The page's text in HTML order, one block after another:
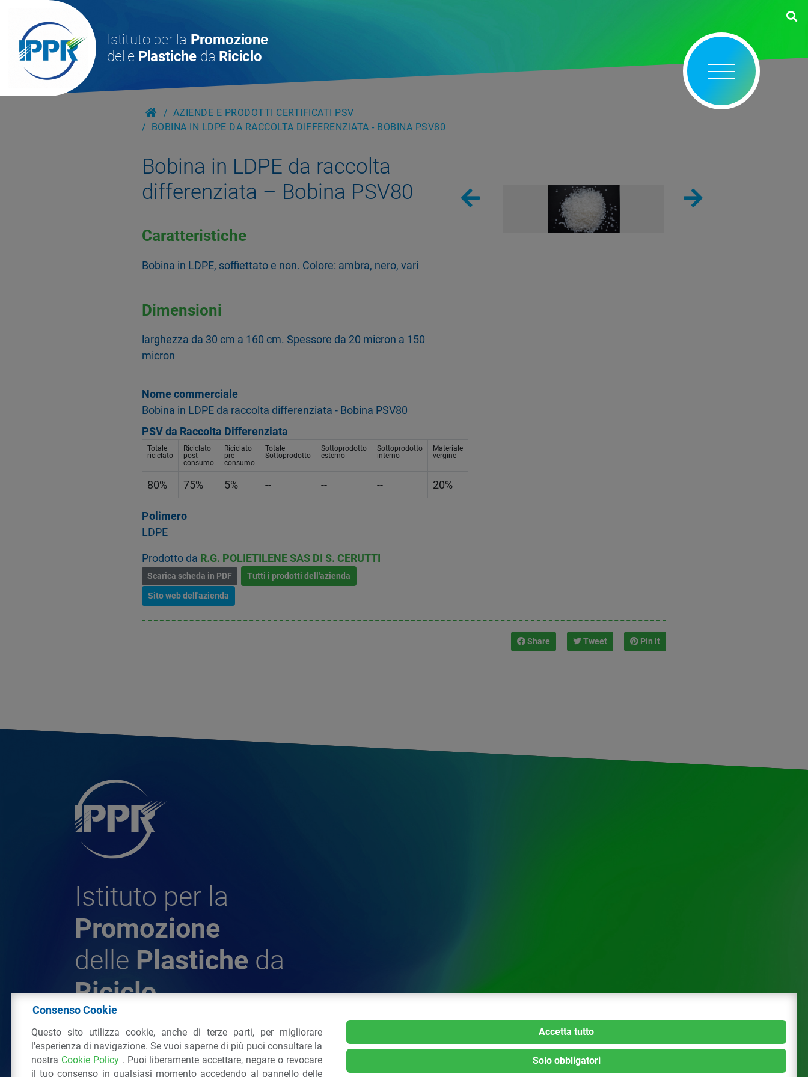
Istituto per la Promozione
delle Plastiche da Riciclo
AZIENDE E PRODOTTI CERTIFICATI PSV
BOBINA IN LDPE DA RACCOLTA DIFFERENZIATA - BOBINA PSV80
Bobina in LDPE da raccolta
differenziata – Bobina PSV80
Caratteristiche
Bobina in LDPE, soffiettato e non. Colore: ambra, nero, vari
Dimensioni
larghezza da 30 cm a 160 cm. Spessore da 20 micron a 150
micron
Nome commerciale
Bobina in LDPE da raccolta differenziata - Bobina PSV80
PSV da Raccolta Differenziata
Totale
riciclato
Riciclato
post-
consumo
Riciclato
pre-
consumo
Totale
Sottoprodotto
Sottoprodotto
esterno
Sottoprodotto
interno
Materiale
vergine
80% 75% 5% -- -- -- 20%
Polimero
LDPE
Prodotto da R.G. POLIETILENE SAS DI S. CERUTTI
Scarica scheda in PDF Tutti i prodotti dell'azienda
Sito web dell'azienda
Share Tweet Pin it
Istituto per la
Promozione
delle Plastiche da
Riciclo
© 2026 - IPPR Istituto per la Promozione delle Plastiche
da Riciclo
C.F. 97381090154
Consenso Cookie
Questo sito utilizza cookie, anche di terze parti, per migliorare
l'esperienza di navigazione. Se vuoi saperne di più puoi consultare la
nostra Cookie Policy . Puoi liberamente accettare, negare o revocare
il tuo consenso in qualsiasi momento accedendo al pannello delle
Accetta tutto
Solo obbligatori